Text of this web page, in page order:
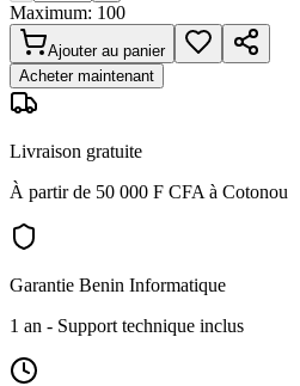
Maximum: 100
Ajouter au panier
Acheter maintenant
Livraison gratuite
À partir de 50 000 F CFA à Cotonou
Garantie Benin Informatique
1 an - Support technique inclus